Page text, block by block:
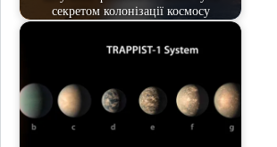
секретом колонізації космосу